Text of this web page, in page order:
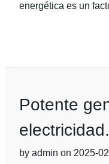
energética es un
Potente
electricidad.
by admin on 2025-